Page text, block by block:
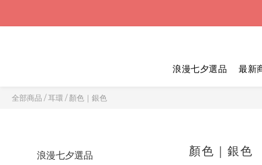
浪漫七夕選品 最新
全部商品 /耳環 /顏色｜銀色
浪漫七夕選品 顏色｜銀色